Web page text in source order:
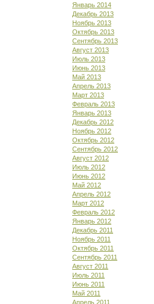
Январь 2014
Декабрь 2013
Ноябрь 2013
Октябрь 2013
Сентябрь 2013
Август 2013
Июль 2013
Июнь 2013
Май 2013
Апрель 2013
Март 2013
Февраль 2013
Январь 2013
Декабрь 2012
Ноябрь 2012
Октябрь 2012
Сентябрь 2012
Август 2012
Июль 2012
Июнь 2012
Май 2012
Апрель 2012
Март 2012
Февраль 2012
Январь 2012
Декабрь 2011
Ноябрь 2011
Октябрь 2011
Сентябрь 2011
Август 2011
Июль 2011
Июнь 2011
Май 2011
Апрель 2011